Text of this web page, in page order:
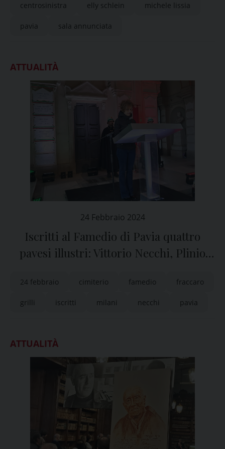
centrosinistra elly schlein michele lissia
pavia sala annunciata
ATTUALITÀ
24 Febbraio 2024
Iscritti al Famedio di Pavia quattro
pavesi illustri: Vittorio Necchi, Plinio
24 febbraio cimiterio famedio fraccaro
grilli iscritti milani necchi pavia
ATTUALITÀ